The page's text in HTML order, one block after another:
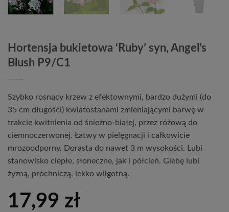
Hortensja bukietowa ‘Ruby’ syn, Angel’s
Blush P9/C1
Szybko rosnący krzew z efektownymi, bardzo dużymi (do
35 cm długości) kwiatostanami zmieniającymi barwę w
trakcie kwitnienia od śnieżno-białej, przez różową do
ciemnoczerwonej. Łatwy w pielęgnacji i całkowicie
mrozoodporny. Dorasta do nawet 3 m wysokości. Lubi
stanowisko ciepłe, słoneczne, jak i półcień. Glebę lubi
żyzną, próchniczą, lekko wilgotną.
17,99 zł